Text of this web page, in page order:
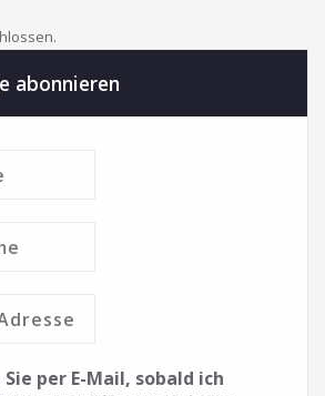
abonnieren
per E-Mail, sobald ich